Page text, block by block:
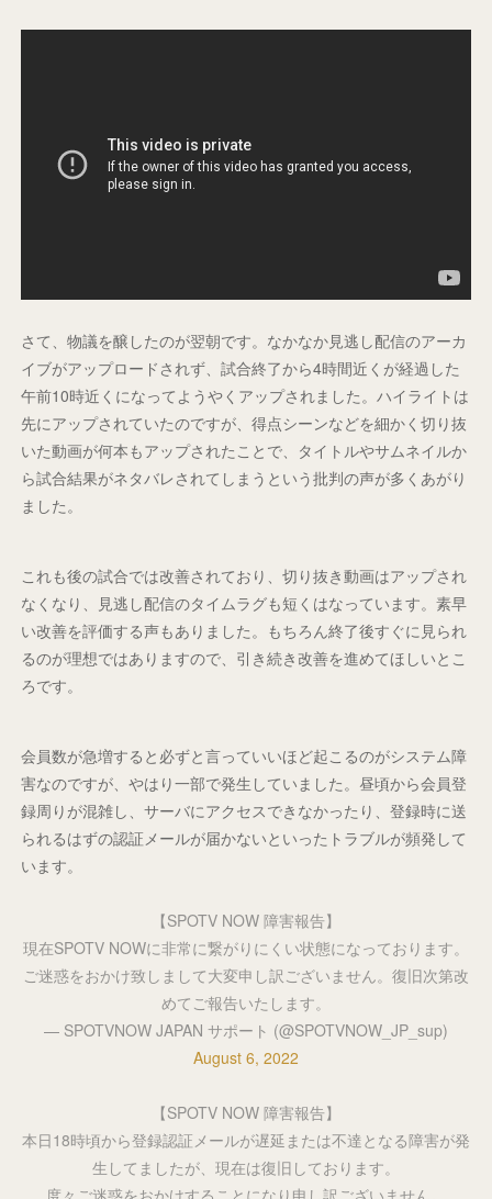
さて、物議を醸したのが翌朝です。なかなか見逃し配信のアーカ
イブがアップロードされず、試合終了から4時間近くが経過した
午前10時近くになってようやくアップされました。ハイライトは
先にアップされていたのですが、得点シーンなどを細かく切り抜
いた動画が何本もアップされたことで、タイトルやサムネイルか
ら試合結果がネタバレされてしまうという批判の声が多くあがり
ました。
これも後の試合では改善されており、切り抜き動画はアップされ
なくなり、見逃し配信のタイムラグも短くはなっています。素早
い改善を評価する声もありました。もちろん終了後すぐに見られ
るのが理想ではありますので、引き続き改善を進めてほしいとこ
ろです。
会員数が急増すると必ずと言っていいほど起こるのがシステム障
害なのですが、やはり一部で発生していました。昼頃から会員登
録周りが混雑し、サーバにアクセスできなかったり、登録時に送
られるはずの認証メールが届かないといったトラブルが頻発して
います。
【SPOTV NOW 障害報告】
現在SPOTV NOWに非常に繋がりにくい状態になっております。
ご迷惑をおかけ致しまして大変申し訳ございません。復旧次第改
めてご報告いたします。
— SPOTVNOW JAPAN サポート (@SPOTVNOW_JP_sup)
August 6, 2022
【SPOTV NOW 障害報告】
本日18時頃から登録認証メールが遅延または不達となる障害が発
生してましたが、現在は復旧しております。